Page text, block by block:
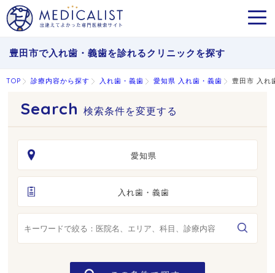
豊田市で入れ歯・義歯を診れるクリニックを探す
TOP 診療内容から探す 入れ歯・義歯 愛知県 入れ歯・義歯 豊田市 入れ
検索条件を変更する
愛知県
入れ歯・義歯